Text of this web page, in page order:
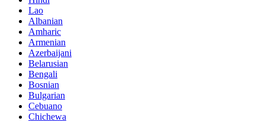
Lao
Albanian
Amharic
Armenian
Azerbaijani
Belarusian
Bengali
Bosnian
Bulgarian
Cebuano
Chichewa